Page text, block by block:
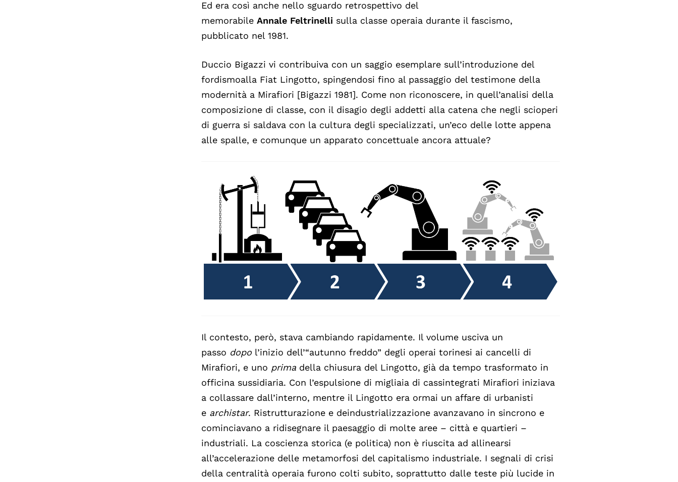
Ed era così anche nello sguardo retrospettivo del
memorabile Annale Feltrinelli sulla classe operaia durante il fascismo,
pubblicato nel 1981.
Duccio Bigazzi vi contribuiva con un saggio esemplare sull’introduzione del
fordismoalla Fiat Lingotto, spingendosi fino al passaggio del testimone della
modernità a Mirafiori [Bigazzi 1981]. Come non riconoscere, in quell’analisi della
composizione di classe, con il disagio degli addetti alla catena che negli scioperi
di guerra si saldava con la cultura degli specializzati, un’eco delle lotte appena
alle spalle, e comunque un apparato concettuale ancora attuale?
Il contesto, però, stava cambiando rapidamente. Il volume usciva un
passo dopo l’inizio dell’“autunno freddo” degli operai torinesi ai cancelli di
Mirafiori, e uno prima della chiusura del Lingotto, già da tempo trasformato in
officina sussidiaria. Con l’espulsione di migliaia di cassintegrati Mirafiori iniziava
a collassare dall’interno, mentre il Lingotto era ormai un affare di urbanisti
e archistar. Ristrutturazione e deindustrializzazione avanzavano in sincrono e
cominciavano a ridisegnare il paesaggio di molte aree – città e quartieri –
industriali. La coscienza storica (e politica) non è riuscita ad allinearsi
all’accelerazione delle metamorfosi del capitalismo industriale. I segnali di crisi
della centralità operaia furono colti subito, soprattutto dalle teste più lucide in